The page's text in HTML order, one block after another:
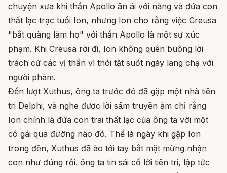
chuyện xưa khi thần Apollo ân ái với nàng và đứa con
thất lạc trạc tuổi Ion, nhưng Ion cho rằng việc Creusa
"bắt quàng làm họ" với thần Apollo là một sự xúc
phạm. Khi Creusa rời đi, Ion không quên buông lời
trách cứ các vị thần vì thói tật suốt ngày lang chạ với
người phàm.
Đến lượt Xuthus, ông ta trước đó đã gặp một nhà tiên
tri Delphi, và nghe được lời sấm truyền ám chỉ rằng
Ion chính là đứa con trai thất lạc của ông ta với một
cô gái qua đường nào đó. Thế là ngày khi gặp Ion
trong đền, Xuthus đã ào tới tay bắt mặt mừng nhận
con như đúng rồi. ông ta tin sái cổ lời tiên tri, lập tức